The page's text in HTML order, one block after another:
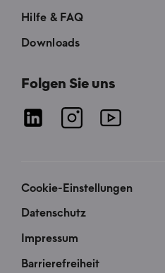
Hilfe & FAQ
Downloads
Folgen Sie uns
Cookie-Einstellungen
Datenschutz
Impressum
Barrierefreiheit